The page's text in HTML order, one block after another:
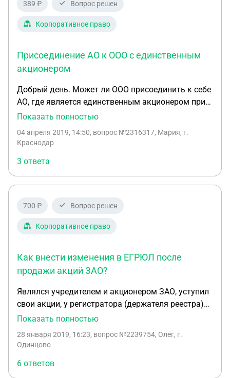
389 ₽ Вопрос решен
Корпоративное право
Присоединение АО к ООО с единственным
акционером
Добрый день. Может ли ООО присоединить к себе
АО, где является единственным акционером при
условии, что у ООО один участник и учредитель
ст. 10 Закона об АО ? Спасибо При процедуре
акционеру возможно ли погашение акций без
увеличения уставного капитала ООО. Акций
ориентировочно на 3 млн. Уставной капитал 10
Показать полностью
04 апреля 2019, 14:50, вопрос №2316317, Мария, г.
Краснодар
3 ответа
700 ₽ Вопрос решен
Корпоративное право
Как внести изменения в ЕГРЮЛ после
продажи акций ЗАО?
Являлся учредителем и акционером ЗАО, уступил
свои акции, у регистратора (держателя реестра)
среди акционеров ни числюсь. При устройстве на
не числился среди учредителей. Как это сделать?
Показать полностью
28 января 2019, 16:23, вопрос №2239754, Олег, г.
Одинцово
6 ответов